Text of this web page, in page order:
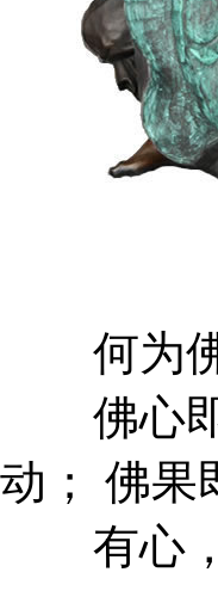
何为佛
佛心即
动； 佛果
有心，